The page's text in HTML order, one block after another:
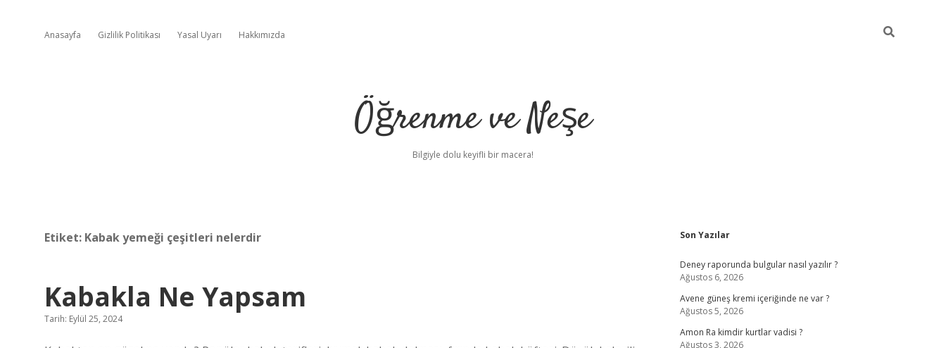
Anasayfa Gizlilik Politikası Yasal Uyarı Hakkımızda
Öğrenme ve Neşe
Bilgiyle dolu keyifli bir macera!
Etiket: Kabak yemeği çeşitleri nelerdir
Kabakla Ne Yapsam
Tarih: Eylül 25, 2024
Sidebar
Son Yazılar
Deney raporunda bulgular nasıl yazılır ?
Ağustos 6, 2026
Avene güneş kremi içeriğinde ne var ?
Ağustos 5, 2026
Amon Ra kimdir kurtlar vadisi ?
Ağustos 3, 2026